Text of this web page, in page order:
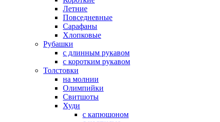
Летние
Повседневные
Сарафаны
Хлопковые
Рубашки
с длинным рукавом
с коротким рукавом
Толстовки
на молнии
Олимпийки
Свитшоты
Худи
с капюшоном